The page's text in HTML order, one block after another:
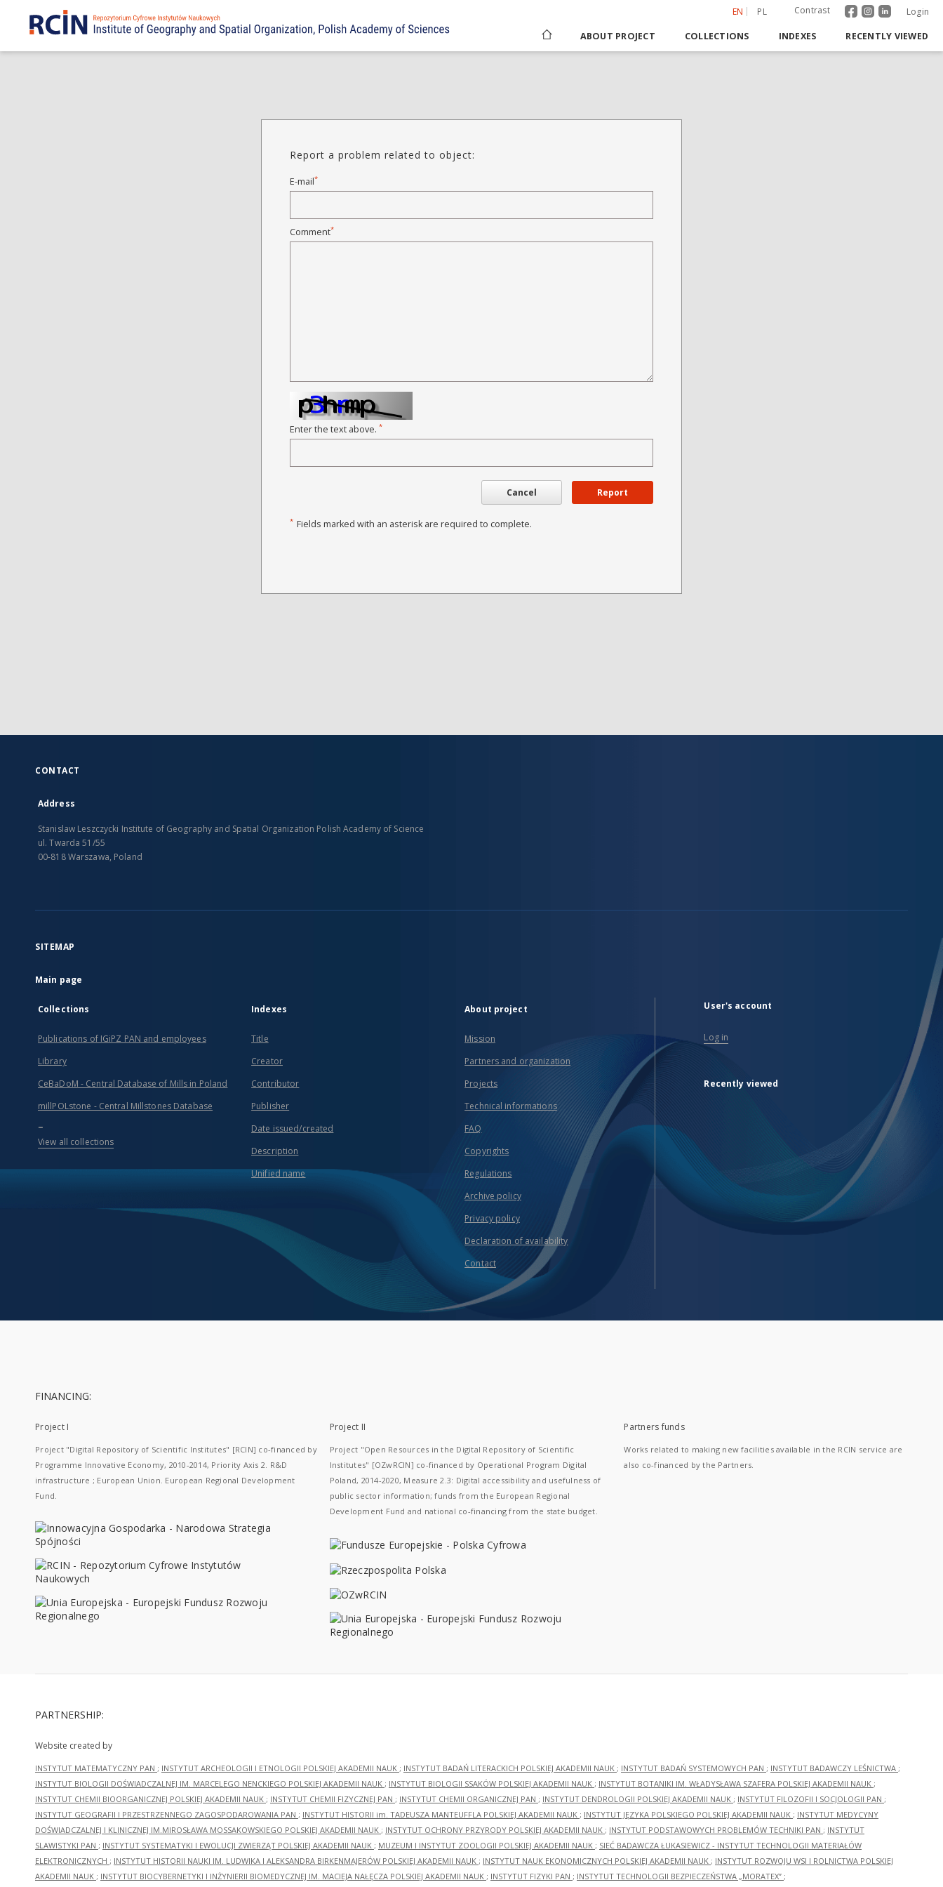
EN PL Contrast Login
ABOUT PROJECT COLLECTIONS INDEXES RECENTLY VIEWED
Report a problem related to object:
E-mail*
Comment*
Enter the text above. *
Cancel Report
* Fields marked with an asterisk are required to complete.
CONTACT
Address
Stanislaw Leszczycki Institute of Geography and Spatial Organization Polish Academy of Science
ul. Twarda 51/55
00-818 Warszawa, Poland
SITEMAP
Main page
Collections
Publications of IGiPZ PAN and employees
Library
CeBaDoM - Central Database of Mills in Poland
millPOLstone - Central Millstones Database
...
View all collections
Indexes
Title
Creator
Contributor
Publisher
Date issued/created
Description
Unified name
About project
Mission
Partners and organization
Projects
Technical informations
FAQ
Copyrights
Regulations
Archive policy
Privacy policy
Declaration of availability
Contact
User's account
Log in
Recently viewed
FINANCING:
Project I
Project "Digital Repository of Scientific Institutes" [RCIN] co-financed by
Programme Innovative Economy, 2010-2014, Priority Axis 2. R&D
infrastructure ; European Union. European Regional Development
Fund.
Project II
Project "Open Resources in the Digital Repository of Scientific
Institutes" [OZwRCIN] co-financed by Operational Program Digital
Poland, 2014-2020, Measure 2.3: Digital accessibility and usefulness of
public sector information; funds from the European Regional
Development Fund and national co-financing from the state budget.
Partners funds
Works related to making new facilities available in the RCIN service are
also co-financed by the Partners.
PARTNERSHIP:
Website created by
INSTYTUT MATEMATYCZNY PAN ; INSTYTUT ARCHEOLOGII I ETNOLOGII POLSKIEJ AKADEMII NAUK ; INSTYTUT BADAŃ LITERACKICH POLSKIEJ AKADEMII NAUK ; INSTYTUT BADAŃ SYSTEMOWYCH PAN ; INSTYTUT BADAWCZY LEŚNICTWA ;
INSTYTUT BIOLOGII DOŚWIADCZALNEJ IM. MARCELEGO NENCKIEGO POLSKIEJ AKADEMII NAUK ; INSTYTUT BIOLOGII SSAKÓW POLSKIEJ AKADEMII NAUK ; INSTYTUT BOTANIKI IM. WŁADYSŁAWA SZAFERA POLSKIEJ AKADEMII NAUK ;
INSTYTUT CHEMII BIOORGANICZNEJ POLSKIEJ AKADEMII NAUK ; INSTYTUT CHEMII FIZYCZNEJ PAN ; INSTYTUT CHEMII ORGANICZNEJ PAN ; INSTYTUT DENDROLOGII POLSKIEJ AKADEMII NAUK ; INSTYTUT FILOZOFII I SOCJOLOGII PAN ;
INSTYTUT GEOGRAFII I PRZESTRZENNEGO ZAGOSPODAROWANIA PAN ; INSTYTUT HISTORII im. TADEUSZA MANTEUFFLA POLSKIEJ AKADEMII NAUK ; INSTYTUT JĘZYKA POLSKIEGO POLSKIEJ AKADEMII NAUK ; INSTYTUT MEDYCYNY
DOŚWIADCZALNEJ I KLINICZNEJ IM.MIROSŁAWA MOSSAKOWSKIEGO POLSKIEJ AKADEMII NAUK ; INSTYTUT OCHRONY PRZYRODY POLSKIEJ AKADEMII NAUK ; INSTYTUT PODSTAWOWYCH PROBLEMÓW TECHNIKI PAN ; INSTYTUT
SLAWISTYKI PAN ; INSTYTUT SYSTEMATYKI I EWOLUCJI ZWIERZĄT POLSKIEJ AKADEMII NAUK ; MUZEUM I INSTYTUT ZOOLOGII POLSKIEJ AKADEMII NAUK ; SIEĆ BADAWCZA ŁUKASIEWICZ - INSTYTUT TECHNOLOGII MATERIAŁÓW
ELEKTRONICZNYCH ; INSTYTUT HISTORII NAUKI IM. LUDWIKA I ALEKSANDRA BIRKENMAJERÓW POLSKIEJ AKADEMII NAUK ; INSTYTUT NAUK EKONOMICZNYCH POLSKIEJ AKADEMII NAUK ; INSTYTUT ROZWOJU WSI I ROLNICTWA POLSKIEJ
AKADEMII NAUK ; INSTYTUT BIOCYBERNETYKI I INŻYNIERII BIOMEDYCZNEJ IM. MACIEJA NAŁĘCZA POLSKIEJ AKADEMII NAUK ; INSTYTUT FIZYKI PAN ; INSTYTUT TECHNOLOGII BEZPIECZEŃSTWA „MORATEX” ;